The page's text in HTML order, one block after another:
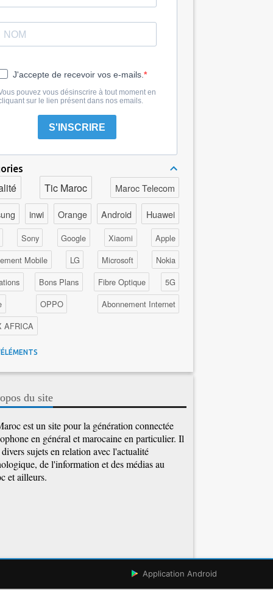
J'accepte de recevoir vos e-mails.
pouvez vous désinscrire à tout moment en
sur le lien présent dans nos emails.
S'INSCRIRE
Tic Maroc Maroc Telecom
inwi Orange Android Huawei
Sony Google Xiaomi
Apple
Mobile
LG Microsoft
Nokia
Bons Plans Fibre Optique
5G
OPPO
Abonnement Internet
AFRICA
Artificielle
Cybersécurité
Maroc Telecom
du site
est un site pour la génération connectée
en général et marocaine en particulier. Il
sujets en relation avec l'actualité
de l'information et des médias au
et ailleurs.
Application Android